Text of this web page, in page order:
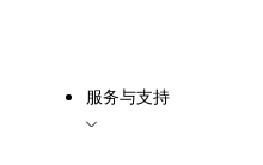
服务与支持